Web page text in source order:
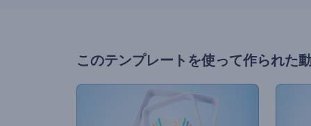
このテンプレートを使って作られた